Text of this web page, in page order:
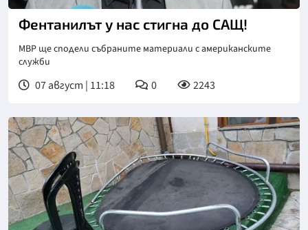
Фентанилът у нас стигна до САЩ!
МВР ще сподели събраните материали с американските
служби
07 август | 11:18 0 2243